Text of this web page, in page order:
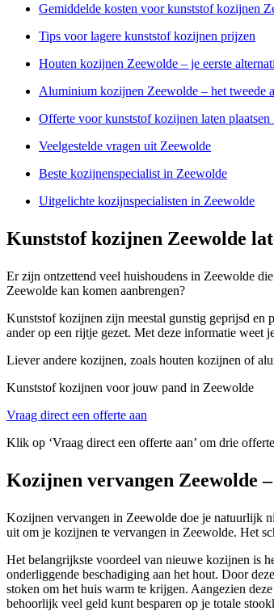
Gemiddelde kosten voor kunststof kozijnen
Tips voor lagere kunststof kozijnen prijzen
Houten kozijnen Zeewolde – je eerste
Aluminium kozijnen Zeewolde – het tweede
Offerte voor kunststof kozijnen laten
Veelgestelde vragen uit Zeewolde
Beste kozijnenspecialist in Zeewolde
Uitgelichte kozijnspecialisten in Zeewolde
Kunststof kozijnen Zeewolde
Er zijn ontzettend veel huishoudens in Zeewolde
Zeewolde kan komen aanbrengen?
Kunststof kozijnen zijn meestal gunstig geprijsd en
ander op een rijtje gezet. Met deze informatie weet
Liever andere kozijnen, zoals houten kozijnen of
Kunststof kozijnen voor jouw pand in Zeewolde
Vraag direct een offerte aan
Klik op ‘Vraag direct een offerte aan’ om drie
Kozijnen vervangen Zeewolde
Kozijnen vervangen in Zeewolde doe je natuurlijk
uit om je kozijnen te vervangen in Zeewolde. Het
Het belangrijkste voordeel van nieuwe kozijnen is
onderliggende beschadiging aan het hout. Door
stoken om het huis warm te krijgen. Aangezien
behoorlijk veel geld kunt besparen op je totale